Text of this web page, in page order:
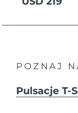
POZNAJ
Pulsacje T-